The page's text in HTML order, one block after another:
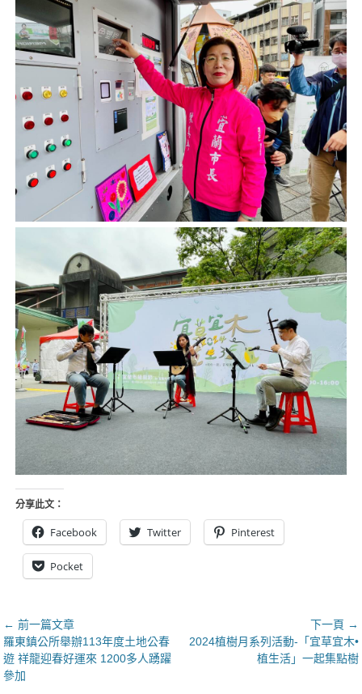
分享此文：
Facebook Twitter Pinterest
Pocket
文
章
導
覽
← 前一篇文章
上
一
篇
羅東鎮公所舉辦113年度土地公春
遊 祥龍迎春好運來 1200多人踴躍
參加
下一頁 →
下2024植樹月系列活動-「宜草宜木•
植生活」一起集點樹